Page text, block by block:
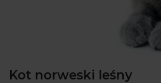
Kot norweski leśny